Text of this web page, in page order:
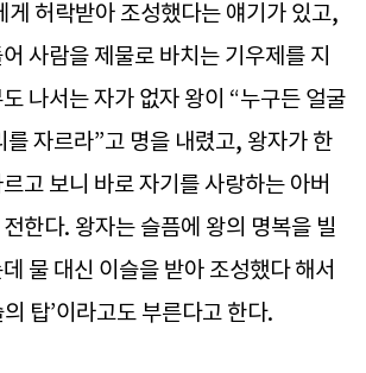
게 허락받아 조성했다는 얘기가 있고,
사람을 제물로 바치는 기우제를 지
나서는 자가 없자 왕이 “누구든 얼굴
를 자르라”고 명을 내렸고, 왕자가 한
고 보니 바로 자기를 사랑하는 아버
한다. 왕자는 슬픔에 왕의 명복을 빌
물 대신 이슬을 받아 조성했다 해서
탑’이라고도 부른다고 한다.